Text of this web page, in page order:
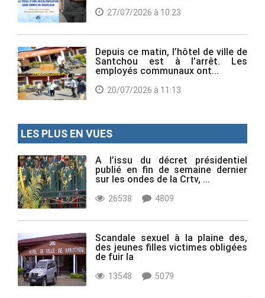
27/07/2026 à 10:23
Depuis ce matin, l’hôtel de ville de
Santchou est à l’arrêt. Les
employés communaux ont...
20/07/2026 à 11:13
LES PLUS EN VUES
A l’issu du décret présidentiel
publié en fin de semaine dernier
sur les ondes de la Crtv, ...
26538 4809
Scandale sexuel à la plaine des,
des jeunes filles victimes obligées
de fuir la
13548 5079